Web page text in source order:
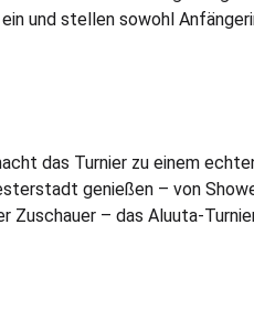
und stellen sowohl
das Turnier zu einem
genießen – von
Zuschauer – das Aluuta-